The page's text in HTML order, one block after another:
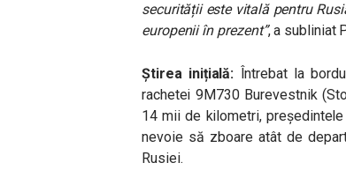
securității este vitală pentru
europenii în prezent”, a subliniat
Știrea inițială: Întrebat la
rachetei 9M730 Burevestnik
14 mii de kilometri,
nevoie să zboare atât de
Rusiei.